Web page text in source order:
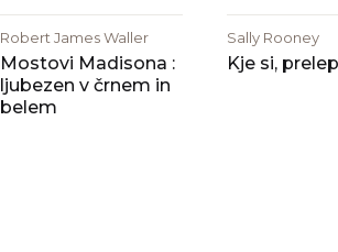
Robert James Waller
Mostovi Madisona :
ljubezen v črnem in
belem
Sally Rooney
Kje si,